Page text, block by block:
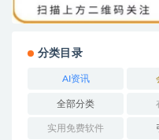
分类目录
AI资讯
全部分类
实用免费软件